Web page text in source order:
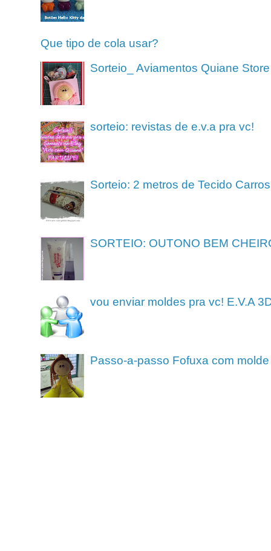
Que tipo de cola usar?
Sorteio_ Aviamentos Quiane Store
sorteio: revistas de e.v.a pra vc!
Sorteio: 2 metros de Tecido Carros
SORTEIO: OUTONO BEM
vou enviar moldes pra vc! E.V.A
Passo-a-passo Fofuxa com molde